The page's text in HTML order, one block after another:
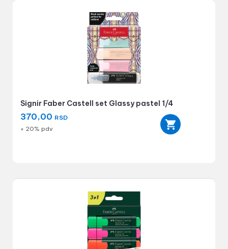
Signir Faber Castell set Glassy pastel 1/4
370,00 RSD
+ 20% pdv